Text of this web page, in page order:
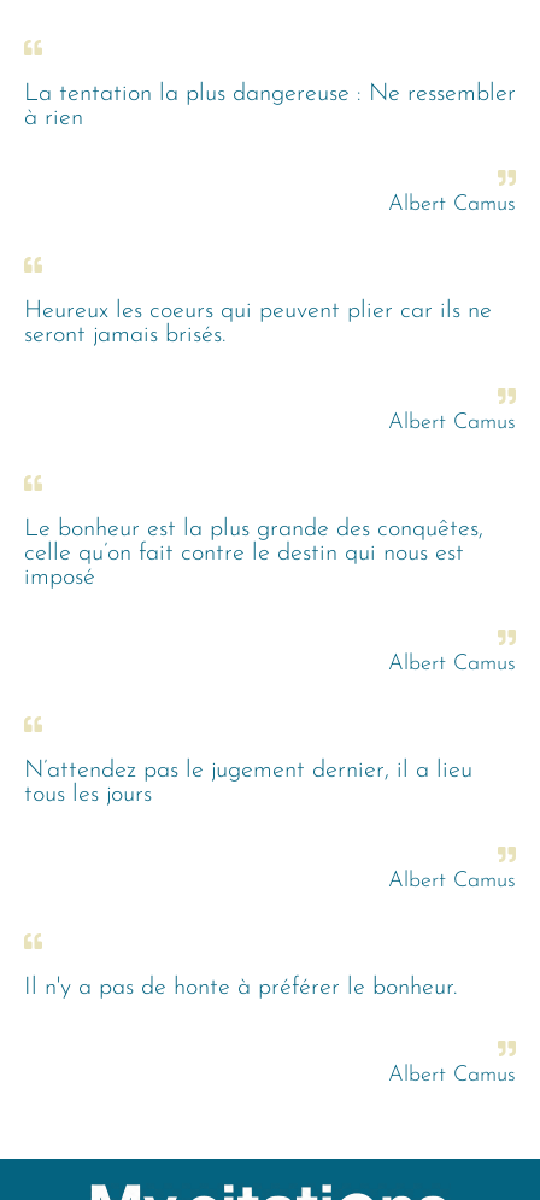
La tentation la plus dangereuse : Ne ressembler
à rien
Albert Camus
Heureux les coeurs qui peuvent plier car ils ne
seront jamais brisés.
Albert Camus
Le bonheur est la plus grande des conquêtes,
celle qu’on fait contre le destin qui nous est
imposé
Albert Camus
N’attendez pas le jugement dernier, il a lieu
tous les jours
Albert Camus
Il n'y a pas de honte à préférer le bonheur.
Albert Camus